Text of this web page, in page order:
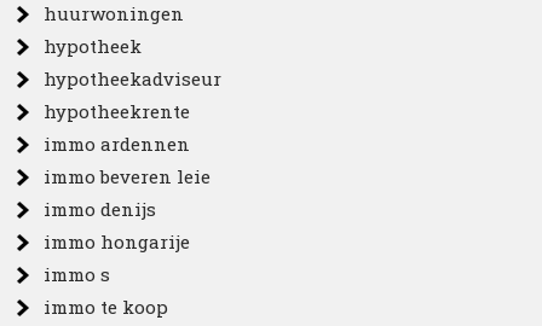
huurwoningen
hypotheek
hypotheekadviseur
hypotheekrente
immo ardennen
immo beveren leie
immo denijs
immo hongarije
immo s
immo te koop